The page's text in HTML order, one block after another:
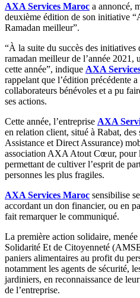
AXA Services Maroc a annoncé,
deuxième édition de son initiative
Ramadan meilleur”.
“À la suite du succès des
ramadan meilleur de l’année 2021,
cette année”, indique AXA
rappelant que l’édition précédente
collaborateurs bénévoles et a pu
ses actions.
Cette année, l’entreprise AXA
en relation client, situé à Rabat,
Assistance et Direct Assurance)
association AXA Atout Cœur, pour
permettant de cultiver l’esprit de
personnes les plus fragiles.
AXA Services Maroc sensibilise
accordant un don financier, ou en
fait remarquer le communiqué.
La première action solidaire,
Solidarité Et de Citoyenneté
paniers alimentaires au profit du
notamment les agents de sécurité,
jardiniers, en reconnaissance de
de l’entreprise.